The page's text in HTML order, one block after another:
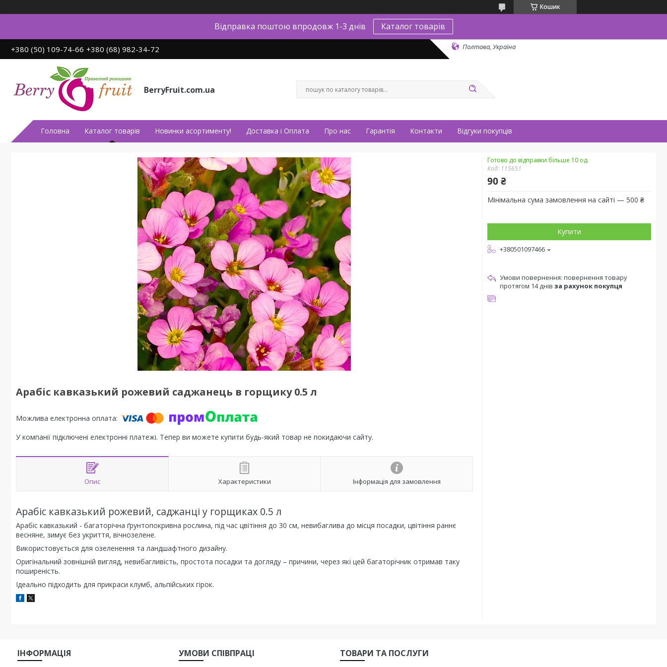
Кошик
Відправка поштою впродовж 1-3 днів Каталог товарів
+380 (50) 109-74-66 +380 (68) 982-34-72 Полтава, Україна
BerryFruit.com.ua
Головна Каталог товарів Новинки асортименту! Доставка і Оплата Про нас Гарантія Контакти Відгуки покупців
Арабіс кавказький рожевий саджанець в горщику 0.5 л
У компанії підключені електронні платежі. Тепер ви можете купити будь-який товар не покидаючи сайту.
Опис Характеристики Інформація для замовлення
Арабіс кавказький рожевий, саджанці у горщиках 0.5 л
Арабіс кавказький - багаторічна ґрунтопокривна рослина, під час цвітіння до 30 см, невибаглива до місця посадки, цвітіння раннє
весняне, зимує без укриття, вічнозелене.
Використовується для озеленення та ландшафтного дизайну.
Оригінальний зовнішній вигляд, невибагливість, простота посадки та догляду – причини, через які цей багаторічник отримав таку
поширеність.
Ідеально підходить для прикраси клумб, альпійських гірок.
Готово до відправки більше 10 од.
Код: 115651
90 ₴
Мінімальна сума замовлення на сайті — 500 ₴
Купити
+380501097466
повернення товару
протягом 14 днів за рахунок покупця
ІНФОРМАЦІЯ УМОВИ СПІВПРАЦІ ТОВАРИ ТА ПОСЛУГИ